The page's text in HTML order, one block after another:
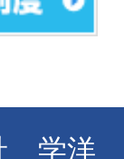
学洋